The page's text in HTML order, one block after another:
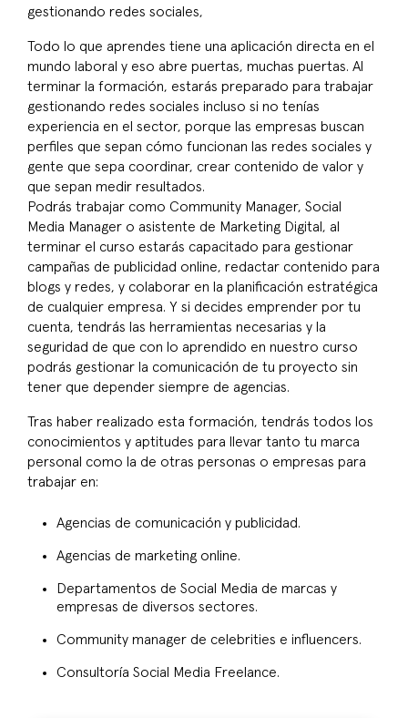
gestionando redes sociales,
Todo lo que aprendes tiene una aplicación directa en el
mundo laboral y eso abre puertas, muchas puertas. Al
terminar la formación, estarás preparado para trabajar
gestionando redes sociales incluso si no tenías
experiencia en el sector, porque las empresas buscan
perfiles que sepan cómo funcionan las redes sociales y
gente que sepa coordinar, crear contenido de valor y
que sepan medir resultados.
Podrás trabajar como Community Manager, Social
Media Manager o asistente de Marketing Digital, al
terminar el curso estarás capacitado para gestionar
campañas de publicidad online, redactar contenido para
blogs y redes, y colaborar en la planificación estratégica
de cualquier empresa. Y si decides emprender por tu
cuenta, tendrás las herramientas necesarias y la
seguridad de que con lo aprendido en nuestro curso
podrás gestionar la comunicación de tu proyecto sin
tener que depender siempre de agencias.
Tras haber realizado esta formación, tendrás todos los
conocimientos y aptitudes para llevar tanto tu marca
personal como la de otras personas o empresas para
trabajar en:
Agencias de comunicación y publicidad.
Agencias de marketing online.
Departamentos de Social Media de marcas y
empresas de diversos sectores.
Community manager de celebrities e influencers.
Consultoría Social Media Freelance.